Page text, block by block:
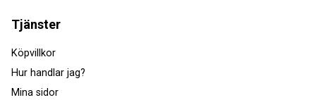
Tjänster
Köpvillkor
Hur handlar jag?
Mina sidor